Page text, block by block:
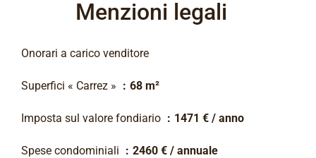
Menzioni legali
Onorari a carico venditore
Superfici « Carrez » 68 m²
Imposta sul valore fondiario 1471 € / anno
Spese condominiali 2460 € / annuale